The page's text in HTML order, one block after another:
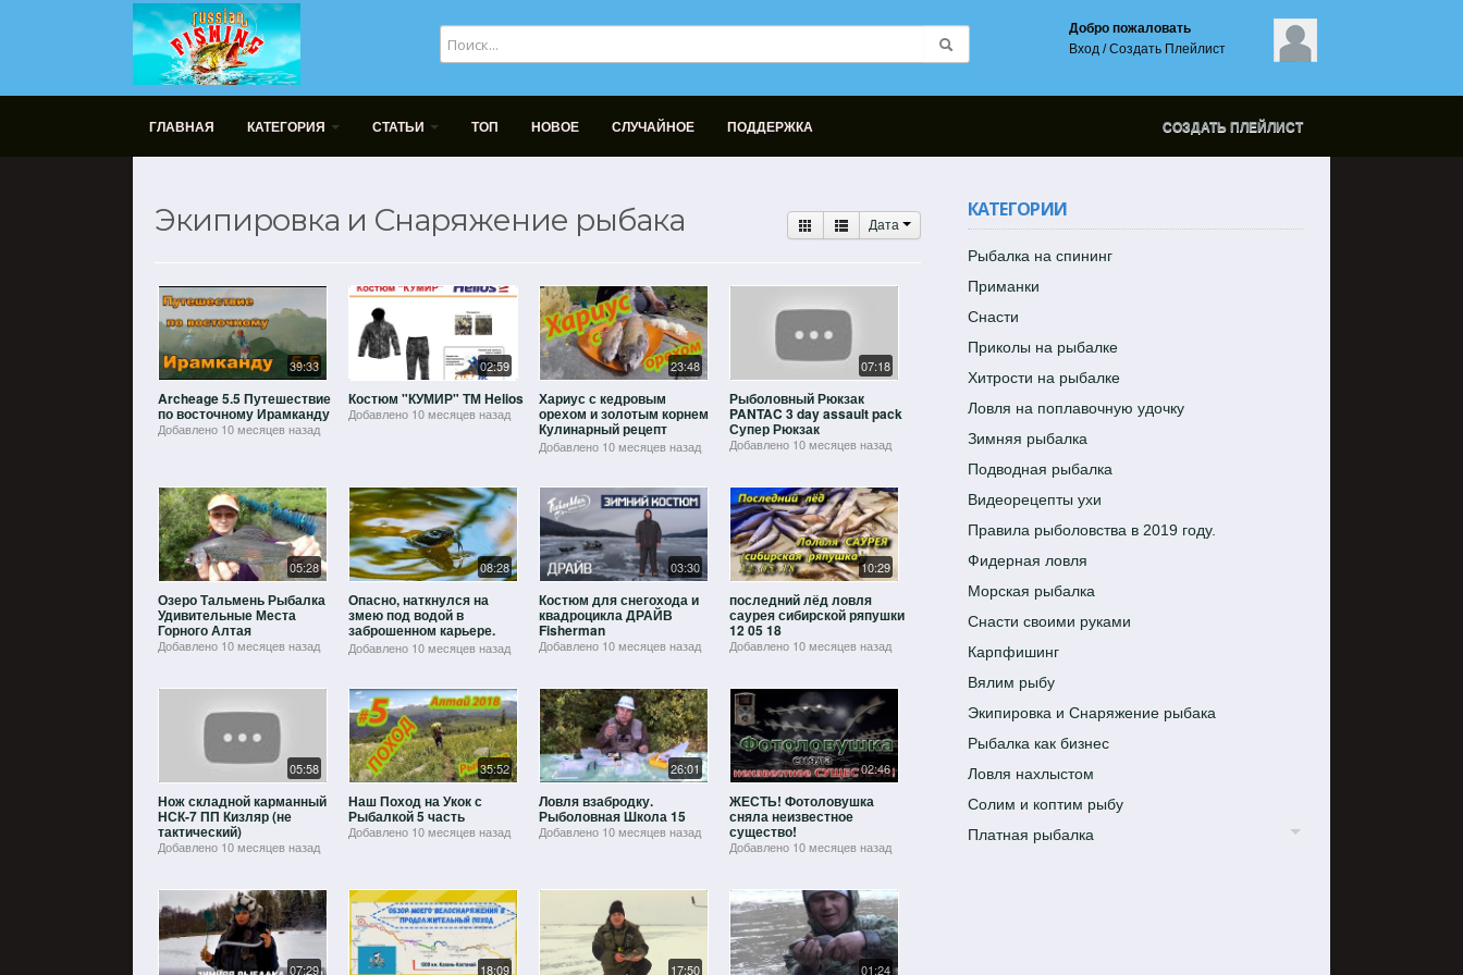
Добро пожаловать
Вход /Создать Плейлист
ГЛАВНАЯ КАТЕГОРИЯ СТАТЬИ ТОП НОВОЕ СЛУЧАЙНОЕ ПОДДЕРЖКА СОЗДАТЬ ПЛЕЙЛИСТ
Экипировка и Снаряжение рыбака Дата
39:33
Archeage 5.5 Путешествие
по восточному Ирамканду
Добавлено 10 месяцев назад
02:59
Костюм "КУМИР" ТМ Helios
Добавлено 10 месяцев назад
23:48
Хариус с кедровым
орехом и золотым корнем
Кулинарный рецепт
Grayling Cooking
Добавлено 10 месяцев назад
07:18
Рыболовный Рюкзак
PANTAC 3 day assault pack
Супер Рюкзак
Добавлено 10 месяцев назад
05:28
Озеро Тальмень Рыбалка
Удивительные Места
Горного Алтая
Добавлено 10 месяцев назад
08:28
Опасно, наткнулся на
змею под водой в
заброшенном карьере.
Готовим сосиски на огне
Добавлено 10 месяцев назад
03:30
Костюм для снегохода и
квадроцикла ДРАЙВ
Fisherman
Добавлено 10 месяцев назад
10:29
последний лёд ловля
саурея сибирской ряпушки
12 05 18
Добавлено 10 месяцев назад
05:58
Нож складной карманный
НСК-7 ПП Кизляр (не
тактический)
Добавлено 10 месяцев назад
35:52
Наш Поход на Укок с
Рыбалкой 5 часть
Добавлено 10 месяцев назад
26:01
Ловля взабродку.
Рыболовная Школа 15
Добавлено 10 месяцев назад
02:46
ЖЕСТЬ! Фотоловушка
сняла неизвестное
существо!
Добавлено 10 месяцев назад
07:29 18:09 17:50 01:24
КАТЕГОРИИ
Рыбалка на спининг
Приманки
Снасти
Приколы на рыбалке
Хитрости на рыбалке
Ловля на поплавочную удочку
Зимняя рыбалка
Подводная рыбалка
Видеорецепты ухи
Правила рыболовства в 2019 году.
Фидерная ловля
Морская рыбалка
Снасти своими руками
Карпфишинг
Вялим рыбу
Экипировка и Снаряжение рыбака
Рыбалка как бизнес
Ловля нахлыстом
Солим и коптим рыбу
Платная рыбалка